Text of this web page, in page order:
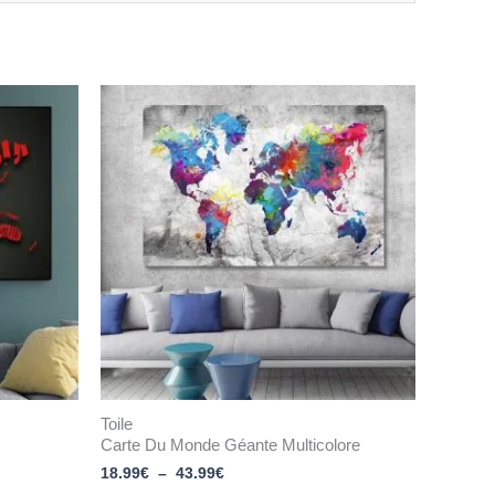
Toile
Carte Du Monde Géante Multicolore
18.99€ – 43.99€
Plage
de
prix :
18.99€
43.99€